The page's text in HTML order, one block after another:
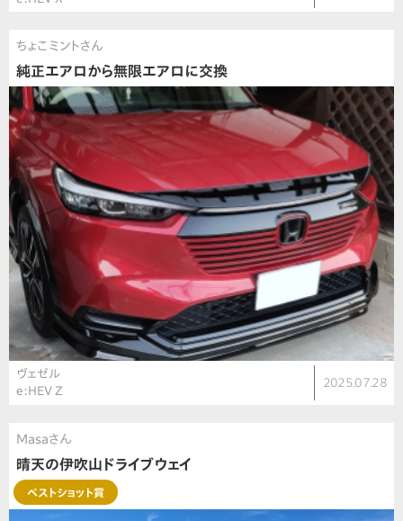
ちょこミントさん
純正エアロから無限エアロに交換
ヴェゼル
e:HEV Z
2025.07.28
Masaさん
晴天の伊吹山ドライブウェイ
ベストショット賞